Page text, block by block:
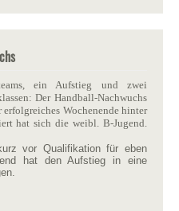
ein Aufstieg und zwei
Der Handball-Nachwuchs
Wochenende hinter
hat sich die weibl. B-Jugend.
vor Qualifikation für eben
hat den Aufstieg in eine